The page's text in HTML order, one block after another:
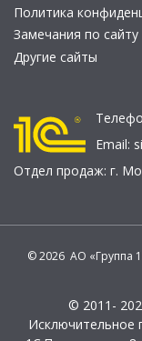
Политика
Замечания по сайту
Другие сайты
Email:
Отдел продаж: г.
© 2026 АО «Группа
© 2011-
Исключительное